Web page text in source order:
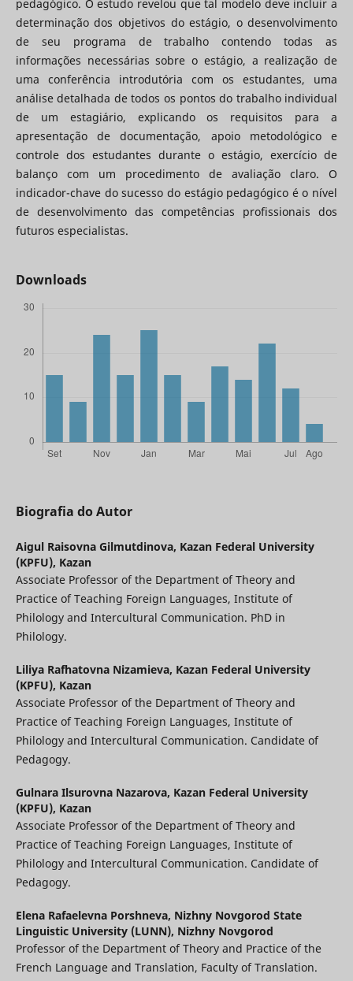
pedagógico. O estudo revelou que tal modelo deve incluir a
determinação dos objetivos do estágio, o desenvolvimento
de seu programa de trabalho contendo todas as
informações necessárias sobre o estágio, a realização de
uma conferência introdutória com os estudantes, uma
análise detalhada de todos os pontos do trabalho individual
de um estagiário, explicando os requisitos para a
apresentação de documentação, apoio metodológico e
controle dos estudantes durante o estágio, exercício de
balanço com um procedimento de avaliação claro. O
indicador-chave do sucesso do estágio pedagógico é o nível
de desenvolvimento das competências profissionais dos
futuros especialistas.
Downloads
Biografia do Autor
Aigul Raisovna Gilmutdinova, Kazan Federal University
(KPFU), Kazan
Associate Professor of the Department of Theory and
Practice of Teaching Foreign Languages, Institute of
Philology and Intercultural Communication. PhD in
Philology.
Liliya Rafhatovna Nizamieva, Kazan Federal University
(KPFU), Kazan
Associate Professor of the Department of Theory and
Practice of Teaching Foreign Languages, Institute of
Philology and Intercultural Communication. Candidate of
Pedagogy.
Gulnara Ilsurovna Nazarova, Kazan Federal University
(KPFU), Kazan
Associate Professor of the Department of Theory and
Practice of Teaching Foreign Languages, Institute of
Philology and Intercultural Communication. Candidate of
Pedagogy.
Elena Rafaelevna Porshneva, Nizhny Novgorod State
Linguistic University (LUNN), Nizhny Novgorod
Professor of the Department of Theory and Practice of the
French Language and Translation, Faculty of Translation.